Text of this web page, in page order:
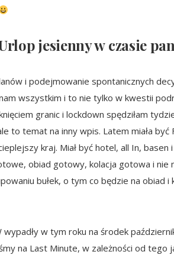
jesienny w czasie
i podejmowanie spontanicznych
wszystkim i to nie tylko w kwestii
granic i lockdown spędziłam
to temat na inny wpis. Latem miała być
kraj. Miał być hotel, all In,
obiad gotowy, kolacja gotowa i nie
bułek, o tym co będzie na obiad
w tym roku na środek
na Last Minute, w zależności od tego